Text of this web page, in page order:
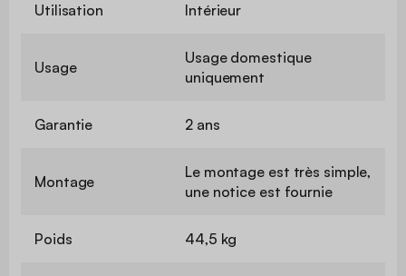
Utilisation Intérieur
Usage
Usage domestique
uniquement
Garantie 2 ans
Montage
Le montage est très simple,
une notice est fournie
Poids 44,5 kg